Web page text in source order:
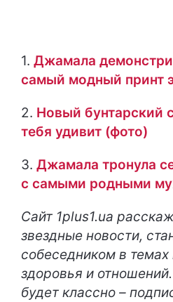
1. Джамала
самый модный принт
2. Новый бунтарский
тебя удивит (фото)
3. Джамала тронула
с самыми родными
Сайт 1plus1.ua
звездные новости,
собеседником в
здоровья и
будет классно –